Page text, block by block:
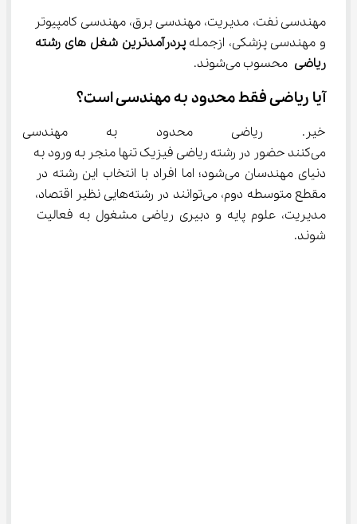
مهندسی نفت، مدیریت، مهندسی برق، مهندسی کامپیوتر
و مهندسی پزشکی، ازجمله
پردرآمدترین شغل‌ های رشته
ریاضی محسوب می‌شوند.
آیا ریاضی فقط محدود به مهندسی است؟
خیر. ریاضی محدود به
می‌کنند حضور در رشته ریاضی فیزیک تنها منجر به ورود به
دنیای مهندسان می‌شود؛ اما افراد با انتخاب این رشته در
مقطع متوسطه دوم، می‌توانند در رشته‌هایی نظیر اقتصاد،
مدیریت، علوم پایه و دبیری ریاضی مشغول به فعالیت
شوند.